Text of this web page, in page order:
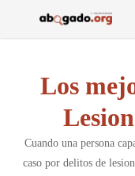
Los
Cuando una persona
caso por delitos de